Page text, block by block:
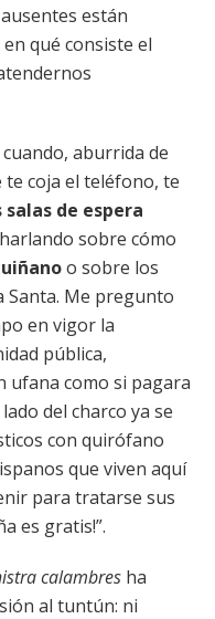
están
qué consiste el
aburrida de
coja el teléfono, te
de espera
sobre cómo
o sobre los
Santa. Me pregunto
en vigor la
pública,
ufana como si pagara
del charco ya se
con quirófano
que viven aquí
para tratarse sus
es gratis!”.
calambres ha
al tuntún: ni